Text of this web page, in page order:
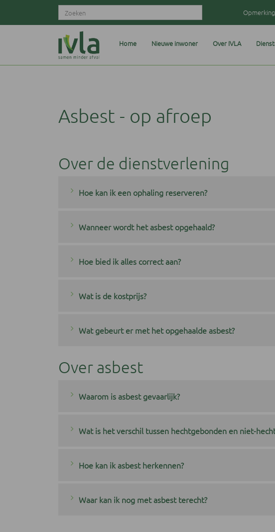
Home Nieuwe inwoner Over IVLA
Asbest - op afroep
Over de dienstverlening
Hoe kan ik een ophaling reserveren?
Wanneer wordt het asbest opgehaald?
Hoe bied ik alles correct aan?
Wat is de kostprijs?
Wat gebeurt er met het opgehaalde asbest?
Over asbest
Waarom is asbest gevaarlijk?
Wat is het verschil tussen hechtgebonden en niet-
Hoe kan ik asbest herkennen?
Waar kan ik nog met asbest terecht?